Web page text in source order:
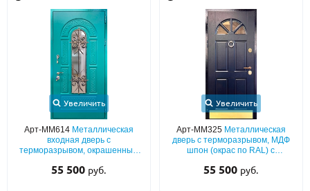
Увеличить
Арт-ММ614 Металлическая
входная дверь с
терморазрывом, окрашенным
решеткой и остеклением
55 500 руб.
Увеличить
Арт-ММ325 Металлическая
дверь с терморазрывом, МДФ
шпон (окрас по RAL) с
арочным стеклом
55 500 руб.